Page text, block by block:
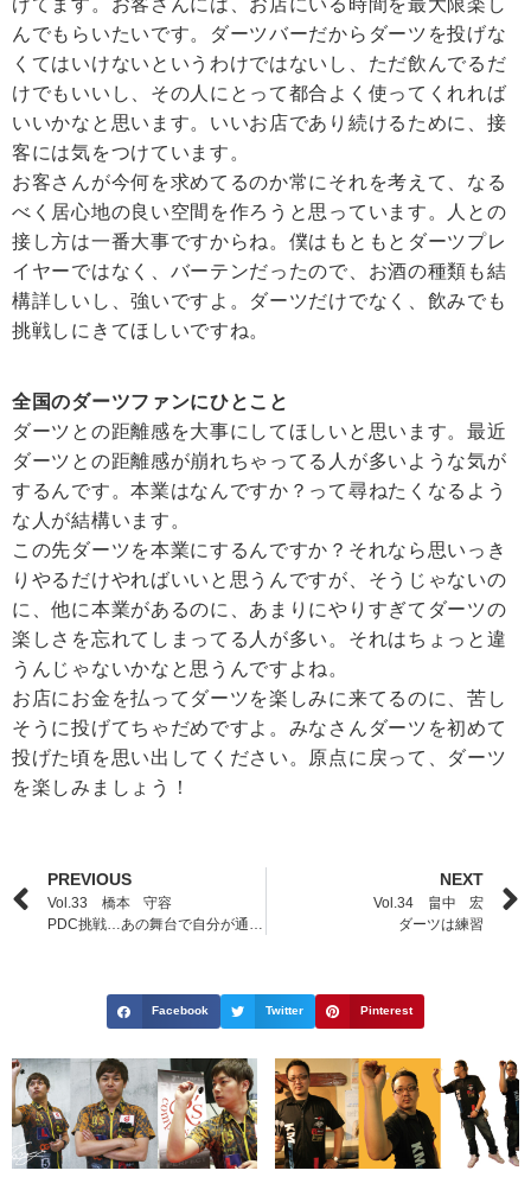
んでもらいたいです。ダーツバーだからダーツを投げな
くてはいけないというわけではないし、ただ飲んでるだ
けでもいいし、その人にとって都合よく使ってくれれば
いいかなと思います。いいお店であり続けるために、接
客には気をつけています。
お客さんが今何を求めてるのか常にそれを考えて、なる
べく居心地の良い空間を作ろうと思っています。人との
接し方は一番大事ですからね。僕はもともとダーツプレ
イヤーではなく、バーテンだったので、お酒の種類も結
構詳しいし、強いですよ。ダーツだけでなく、飲みでも
挑戦しにきてほしいですね。
全国のダーツファンにひとこと
ダーツとの距離感を大事にしてほしいと思います。最近
ダーツとの距離感が崩れちゃってる人が多いような気が
するんです。本業はなんですか？って尋ねたくなるよう
な人が結構います。
この先ダーツを本業にするんですか？それなら思いっき
りやるだけやればいいと思うんですが、そうじゃないの
に、他に本業があるのに、あまりにやりすぎてダーツの
楽しさを忘れてしまってる人が多い。それはちょっと違
うんじゃないかなと思うんですよね。
お店にお金を払ってダーツを楽しみに来てるのに、苦し
そうに投げてちゃだめですよ。みなさんダーツを初めて
投げた頃を思い出してください。原点に戻って、ダーツ
を楽しみましょう！
PREVIOUS
Vol.33 橋本 守容
PDC挑戦…あの舞台で自分が通用するのか…
NEXT
Vol.34 畠中 宏
ダーツは練習
Facebook Twitter Pinterest